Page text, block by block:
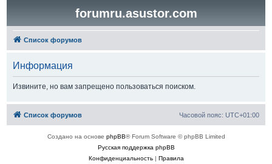
forumru.asustor.com
Список форумов
Информация
Извините, но вам запрещено пользоваться поиском.
Список форумов Часовой пояс: UTC+01:00
Создано на основе phpBB® Forum Software © phpBB Limited
Русская поддержка phpBB
Конфиденциальность| Правила